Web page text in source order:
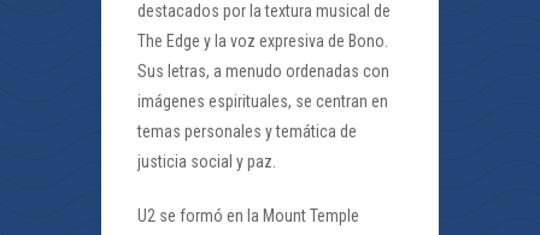
destacados por la textura musical de
The Edge y la voz expresiva de Bono.
Sus letras, a menudo ordenadas con
imágenes espirituales, se centran en
temas personales y temática de
justicia social y paz.
U2 se formó en la Mount Temple